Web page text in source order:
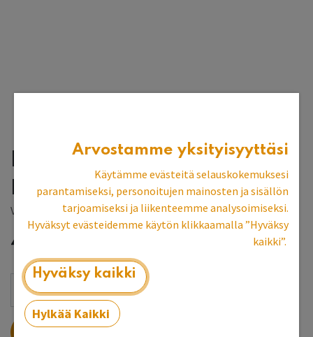
Penkki 148 cm,
prototyyppi
Vantaan myymälän esittelykpl
469,32
LISÄÄ OSTOSKORIIN
Arvostamme yksityisyyttäsi
Käytämme evästeitä selauskokemuksesi
parantamiseksi, personoitujen mainosten ja sisällön
tarjoamiseksi ja liikenteemme analysoimiseksi.
Hyväksyt evästeidemme käytön klikkaamalla ”Hyväksy
kaikki”.
Hyväksy kaikki
Hylkää Kaikki